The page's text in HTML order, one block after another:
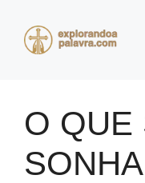
O QUE